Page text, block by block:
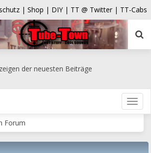
| Shop | DIY | TT @ Twitter | TT-Cabs
der neuesten Beiträge
Forum